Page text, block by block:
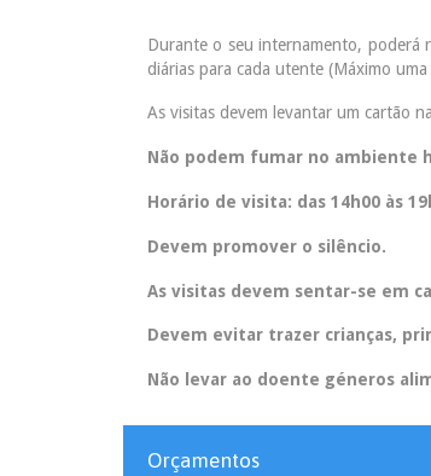
Durante o seu internamento, poderá
diárias para cada utente (Máximo
As visitas devem levantar um cartão
Não podem fumar no ambiente
Horário de visita: das 14h00 às
Devem promover o silêncio.
As visitas devem sentar-se em
Devem evitar trazer crianças,
Não levar ao doente géneros
Orçamentos